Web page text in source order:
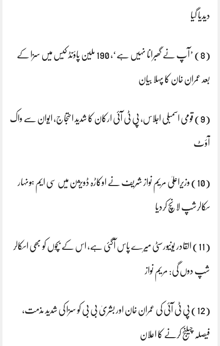
دیدیا گیا
(8) ’آپ نے گھبرانا نہیں ہے‘، 190 ملین پاؤنڈ کیس میں سزا کے
بعد عمران خان کا پہلا بیان
(9) قومی اسمبلی اجلاس، پی ٹی آئی ارکان کا شدید احتجاج، ایوان سے واک
آؤٹ
(10) وزیرِاعلیٰ مریم نواز شریف نے اوکاڑہ ڈویژن میں سی ایم ہونہار
سکالرشپ لانچ کردیا
(11) القادر یونیورسٹی میرے پاس آگئی ہے، اس کے بچوں کو بھی اسکالر
شپ دوں گی: مریم نواز
(12) پی ٹی آئی کی عمران خان اور بشریٰ بی بی کو سزا کی شدید مذمت،
فیصلہ چیلنج کرنے کا اعلان